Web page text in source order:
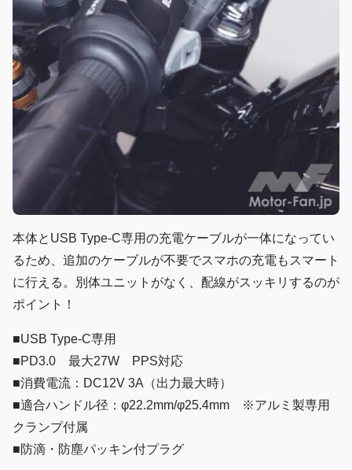
本体とUSB Type-C専用の充電ケーブルが一体になってい
るため、追加のケーブルが不要でスマホの充電もスマート
に行える。別体ユニットがなく、配線がスッキリするのが
ポイント！
■USB Type-C専用
■PD3.0 最大27W PPS対応
■消費電流：DC12V 3A（出力最大時）
■適合ハンドル径：φ22.2mm/φ25.4mm ※アルミ製専用
クランプ付属
■防滴・防塵パッキン付プラグ